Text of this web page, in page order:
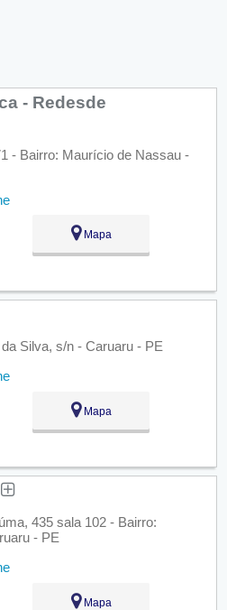
- Redesde
- Bairro: Maurício de Nassau -
Mapa
Silva, s/n - Caruaru - PE
Mapa
435 sala 102 - Bairro:
- PE
Mapa